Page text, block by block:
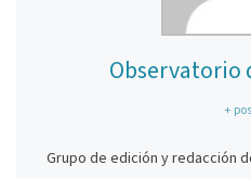
Observatorio
+
Grupo de edición y redacción